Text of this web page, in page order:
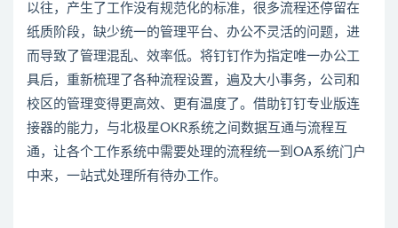
以往，产生了工作没有规范化的标准，很多流程还停留在
纸质阶段，缺少统一的管理平台、办公不灵活的问题，进
而导致了管理混乱、效率低。将钉钉作为指定唯一办公工
具后，重新梳理了各种流程设置，遍及大小事务，公司和
校区的管理变得更高效、更有温度了。借助钉钉专业版连
接器的能力，与北极星OKR系统之间数据互通与流程互
通，让各个工作系统中需要处理的流程统一到OA系统门户
中来，一站式处理所有待办工作。